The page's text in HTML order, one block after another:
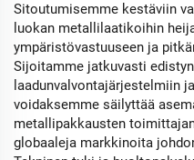
Sitoutumisemme kestäviin
luokan metallilaatikoihin
ympäristövastuuseen ja
Sijoitamme jatkuvasti
laadunvalvontajärjestelmiin
voidaksemme säilyttää
metallipakkausten
globaaleja markkinoita